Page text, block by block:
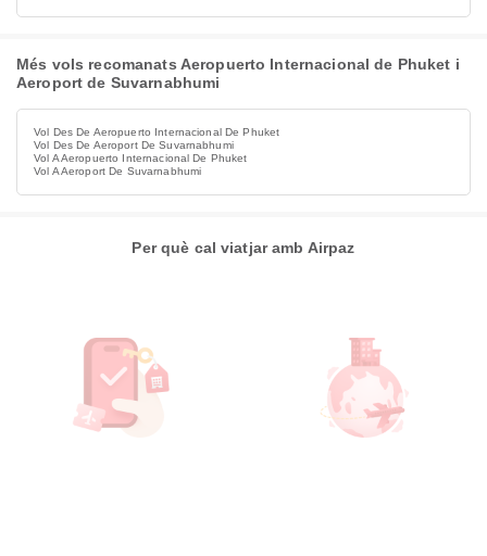
Més vols recomanats Aeropuerto Internacional de Phuket i
Aeroport de Suvarnabhumi
Vol Des De Aeropuerto Internacional De Phuket
Vol Des De Aeroport De Suvarnabhumi
Vol A Aeropuerto Internacional De Phuket
Vol A Aeroport De Suvarnabhumi
Per què cal viatjar amb Airpaz